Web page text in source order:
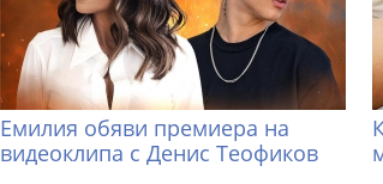
Емилия обяви премиера на
видеоклипа с Денис Теофиков